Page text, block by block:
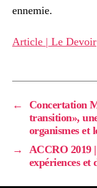
ennemie.
Article | Le Devoir
←
Concertation
transition»,
organismes et
→
ACCRO 2019
expériences